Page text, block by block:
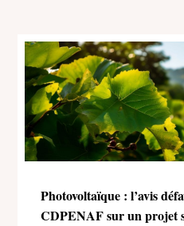
Photovoltaïque : l’avis
CDPENAF sur un projet